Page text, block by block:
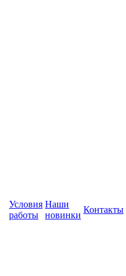
Условия
работы
Наши
новинки
Контакты